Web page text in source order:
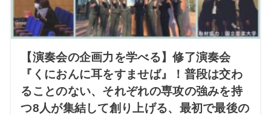
【演奏会の企画力を学べる】修了演奏会
『くにおんに耳をすませば』！普段は交わ
ることのない、それぞれの専攻の強みを持
つ8人が集結して創り上げる、最初で最後の